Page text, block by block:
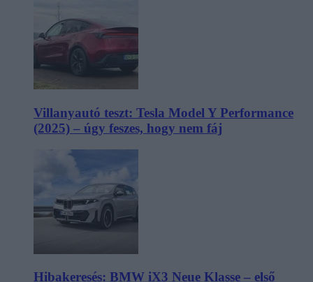
Villanyautó teszt: Tesla Model Y Performance
(2025) – úgy feszes, hogy nem fáj
Hibakeresés: BMW iX3 Neue Klasse – első